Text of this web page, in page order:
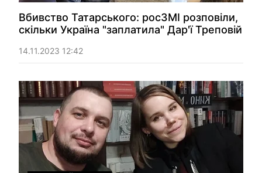
Вбивство Татарського: росЗМІ розповіли,
скільки Україна "заплатила" Дар'ї Треповій
14.11.2023 12:42